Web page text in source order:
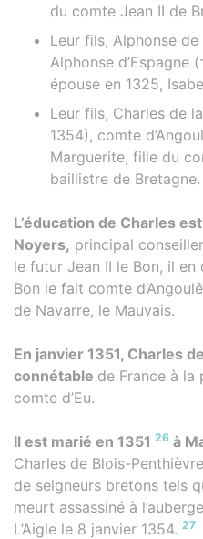
du comte Jean II de
Leur fils, Alphonse
Alphonse d’Espagne
épouse en 1325,
Leur fils, Charles de
1354), comte
Marguerite, fille du
baillistre de Bretagne.
L’éducation de Charles
Noyers, principal
le futur Jean II le Bon, il
Bon le fait comte
de Navarre, le Mauvais.
En janvier 1351, Charles
connétable de France à la
comte d’Eu.
Il est marié en 1351 26 à
Charles de Blois-
de seigneurs bretons tels
meurt assassiné à
L’Aigle le 8 janvier 1354. 27